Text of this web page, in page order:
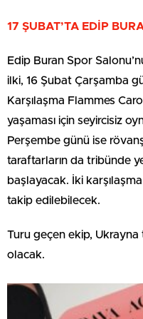
17 ŞUBAT’TA EDİP
Edip Buran Spor
ilki, 16 Şubat Çarşamba
Karşılaşma Flammes
yaşaması için seyircisiz
Perşembe günü ise
taraftarların da tribünde
başlayacak. İki
takip edilebilecek.
Turu geçen ekip, Ukrayna
olacak.